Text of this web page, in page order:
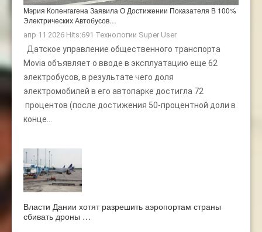
Мэрия Копенгагена Заявила О Достижении Показателя В 100%
Электрических Автобусов…
апр 11 2026 Hits:691 Технологии Super User
Датское управление общественного транспорта
Movia объявляет о вводе в эксплуатацию еще 62
электробусов, в результате чего доля
электромобилей в его автопарке достигла 72
процентов (после достижения 50-процентной доли в
конце...
Власти Дании хотят разрешить аэропортам страны
сбивать дроны …